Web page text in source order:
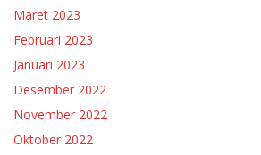
Maret 2023
Februari 2023
Januari 2023
Desember 2022
November 2022
Oktober 2022